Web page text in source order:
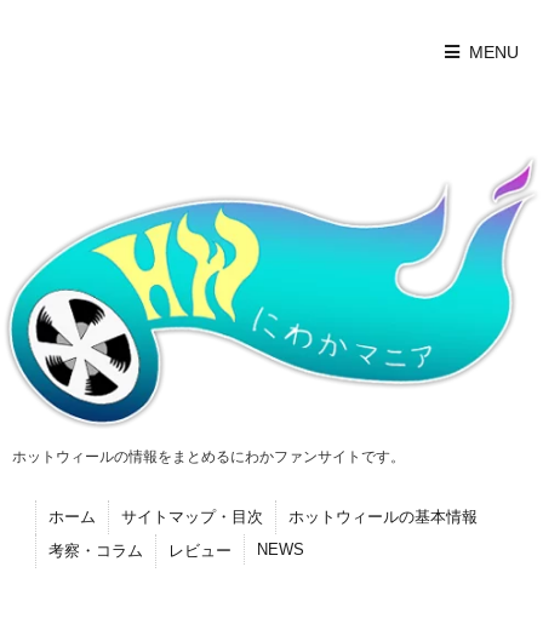
MENU
ホットウィールの情報をまとめるにわかファンサイトです。
ホーム サイトマップ・目次
ホットウィールの基本情報
考察・コラム
レビュー NEWS